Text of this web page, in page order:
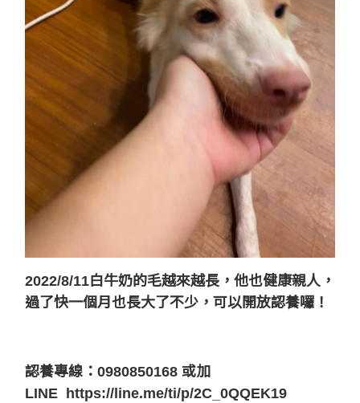
2022/8/11白牛奶的毛越來越長，他也健康親人，
過了快一個月也長大了不少，可以開放認養囉！
認養專線：0980850168 或加
LINE
https://line.me/ti/p/2C_0QQEK19